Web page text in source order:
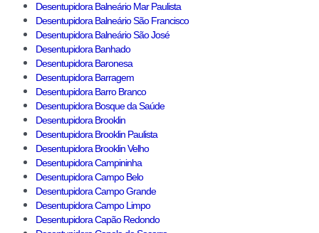
Desentupidora Balneário Mar Paulista
Desentupidora Balneário São Francisco
Desentupidora Balneário São José
Desentupidora Banhado
Desentupidora Baronesa
Desentupidora Barragem
Desentupidora Barro Branco
Desentupidora Bosque da Saúde
Desentupidora Brooklin
Desentupidora Brooklin Paulista
Desentupidora Brooklin Velho
Desentupidora Campininha
Desentupidora Campo Belo
Desentupidora Campo Grande
Desentupidora Campo Limpo
Desentupidora Capão Redondo